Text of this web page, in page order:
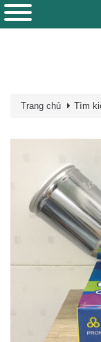
Trang chủ Tìm